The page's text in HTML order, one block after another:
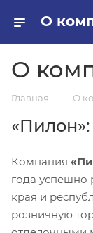
О
О
Главная — О
«Пилон»:
Компания
года успешно
края и
розничную